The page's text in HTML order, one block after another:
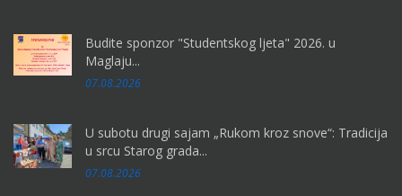
Budite sponzor "Studentskog ljeta" 2026. u
Maglaju...
07.08.2026
U subotu drugi sajam „Rukom kroz snove“: Tradicija
u srcu Starog grada...
07.08.2026